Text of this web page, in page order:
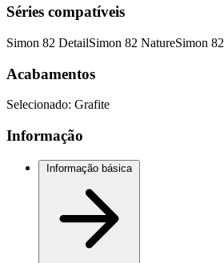
Séries compatíveis
Simon 82 DetailSimon 82 NatureSimon 82
Acabamentos
Selecionado: Grafite
Informação